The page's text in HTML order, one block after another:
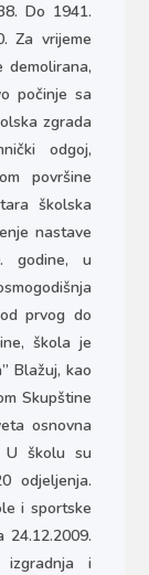
Do 1941.
Za vrijeme
demolirana,
počinje sa
zgrada
odgoj,
površine
školska
nastave
godine, u
prvog do
škola je
Blažuj, kao
Skupštine
osnovna
U školu su
odjeljenja.
i sportske
24.12.2009.
izgradnja i